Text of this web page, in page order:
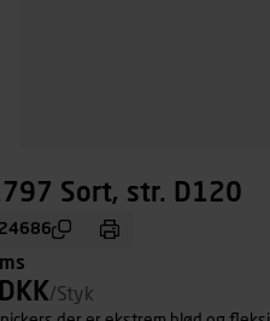
Sort, str. D120
/Styk